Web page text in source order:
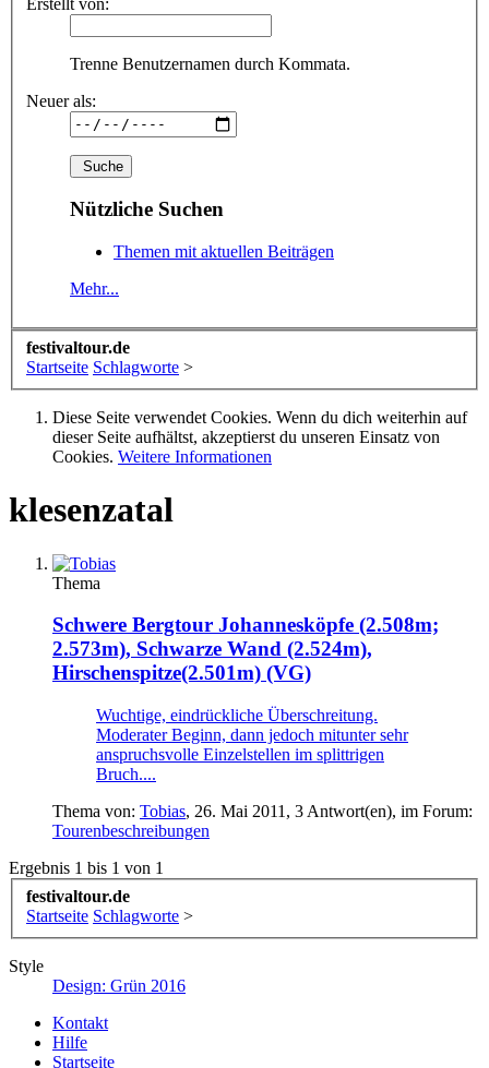
Trenne Benutzernamen durch Kommata.
Neuer als:
Nützliche Suchen
Themen mit aktuellen Beiträgen
Mehr...
festivaltour.de
Startseite Schlagworte >
Diese Seite verwendet Cookies. Wenn du dich weiterhin auf
dieser Seite aufhältst, akzeptierst du unseren Einsatz von
Cookies. Weitere Informationen
klesenzatal
Thema
Schwere Bergtour Johannesköpfe (2.508m;
2.573m), Schwarze Wand (2.524m),
Hirschenspitze(2.501m) (VG)
Wuchtige, eindrückliche Überschreitung.
Moderater Beginn, dann jedoch mitunter sehr
anspruchsvolle Einzelstellen im splittrigen
Bruch....
Thema von: Tobias, 26. Mai 2011 , 3 Antwort(en), im Forum:
Tourenbeschreibungen
Ergebnis 1 bis 1 von 1
festivaltour.de
Startseite Schlagworte >
Style
Design: Grün 2016
Kontakt
Hilfe
Startseite